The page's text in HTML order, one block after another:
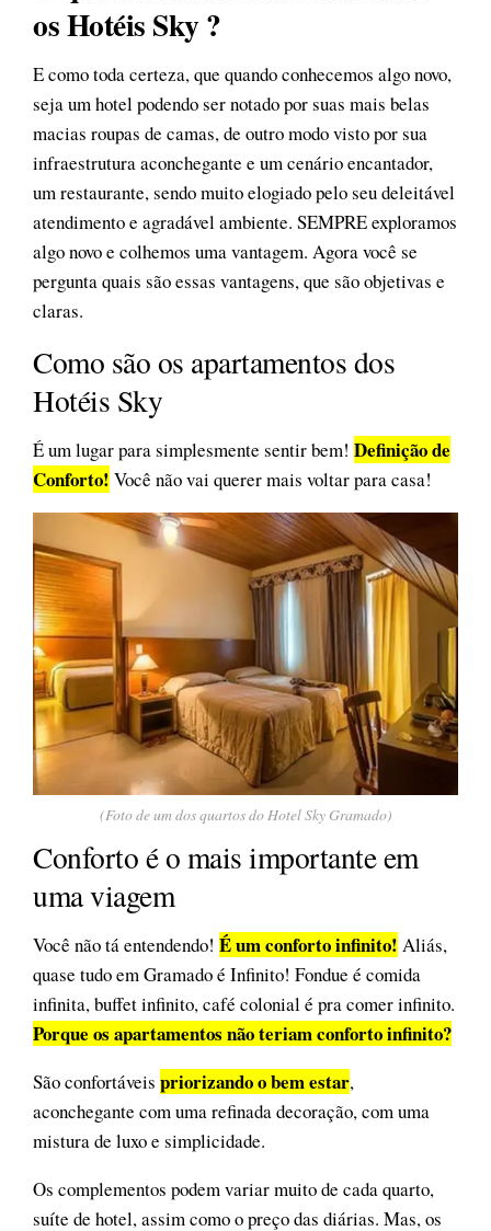
os Hotéis Sky ?
E como toda certeza, que quando conhecemos algo novo,
seja um hotel podendo ser notado por suas mais belas
macias roupas de camas, de outro modo visto por sua
infraestrutura aconchegante e um cenário encantador,
um restaurante, sendo muito elogiado pelo seu deleitável
atendimento e agradável ambiente. SEMPRE exploramos
algo novo e colhemos uma vantagem. Agora você se
pergunta quais são essas vantagens, que são objetivas e
claras.
Como são os apartamentos dos
Hotéis Sky
É um lugar para simplesmente sentir bem! Definição de
Conforto! Você não vai querer mais voltar para casa!
(Foto de um dos quartos do Hotel Sky Gramado)
Conforto é o mais importante em
uma viagem
Você não tá entendendo! É um conforto infinito! Aliás,
quase tudo em Gramado é Infinito! Fondue é comida
infinita, buffet infinito, café colonial é pra comer infinito.
Porque os apartamentos não teriam conforto infinito?
São confortáveis priorizando o bem estar,
aconchegante com uma refinada decoração, com uma
mistura de luxo e simplicidade.
Os complementos podem variar muito de cada quarto,
suíte de hotel, assim como o preço das diárias. Mas, os